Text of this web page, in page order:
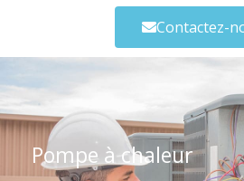
Contactez-
Pompe à chaleur